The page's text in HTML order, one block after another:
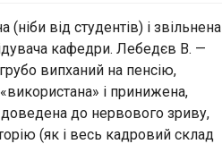
від студентів) і звільнена
кафедри. Лебедєв В. —
випханий на пенсію,
і принижена,
до нервового зриву,
(як і весь кадровий склад